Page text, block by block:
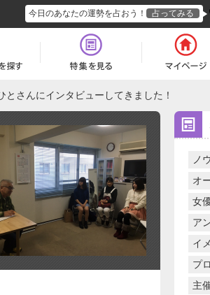
今日のあなたの運勢を占おう！ 占ってみる
とさんにインタビューしてきました！
ノ
オ
女
ア
イ
プ
主